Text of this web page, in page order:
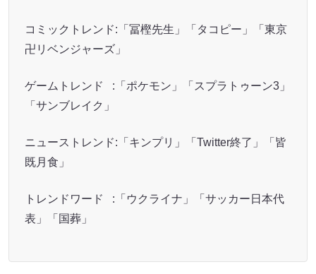
コミックトレンド:「冨樫先生」「タコピー」「東京
卍リベンジャーズ」
ゲームトレンド :「ポケモン」「スプラトゥーン3」
「サンブレイク」
ニューストレンド:「キンプリ」「Twitter終了」「皆
既月食」
トレンドワード :「ウクライナ」「サッカー日本代
表」「国葬」